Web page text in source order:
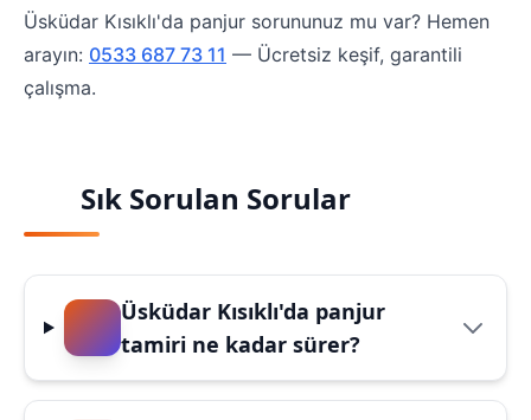
Üsküdar Kısıklı'da panjur sorununuz mu var? Hemen
arayın: 0533 687 73 11 — Ücretsiz keşif, garantili
çalışma.
Sık Sorulan Sorular
Üsküdar Kısıklı'da panjur
tamiri ne kadar sürer?